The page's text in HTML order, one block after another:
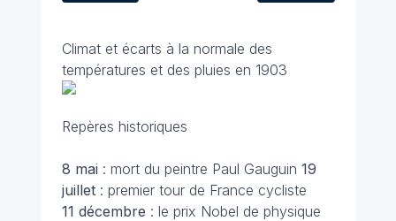
Climat et écarts à la normale des
températures et des pluies en 1903
Repères historiques
8 mai : mort du peintre Paul Gauguin 19
juillet : premier tour de France cycliste
11 décembre : le prix Nobel de physique